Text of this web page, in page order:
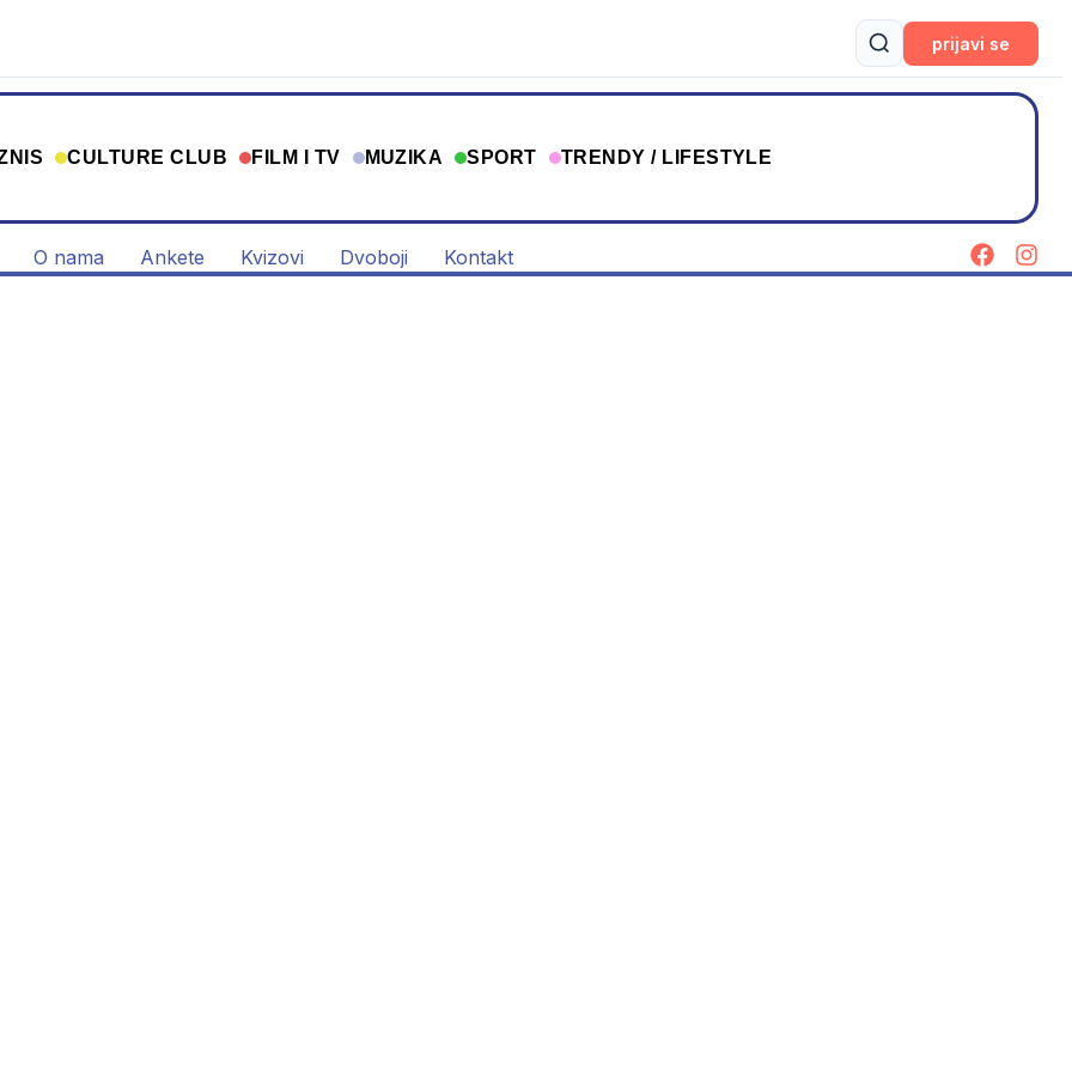
prijavi se
CULTURE CLUB FILM I TV MUZIKA SPORT TRENDY / LIFESTYLE
O nama Ankete Kvizovi Dvoboji Kontakt